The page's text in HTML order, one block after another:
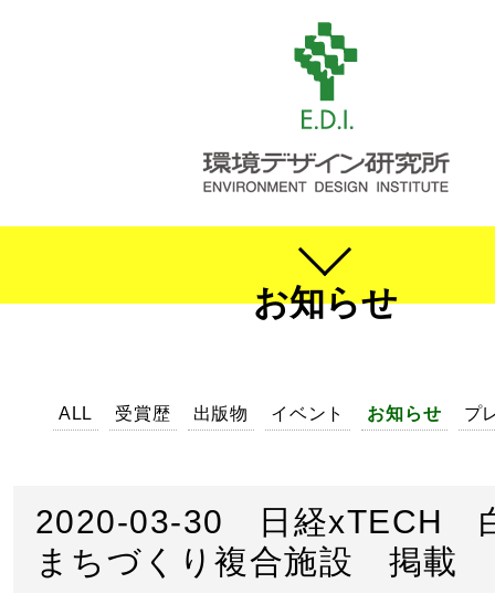
お知らせ
ALL 受賞歴 出版物 イベント お知らせ プ
2020-03-30 日経xTECH
まちづくり複合施設 掲載